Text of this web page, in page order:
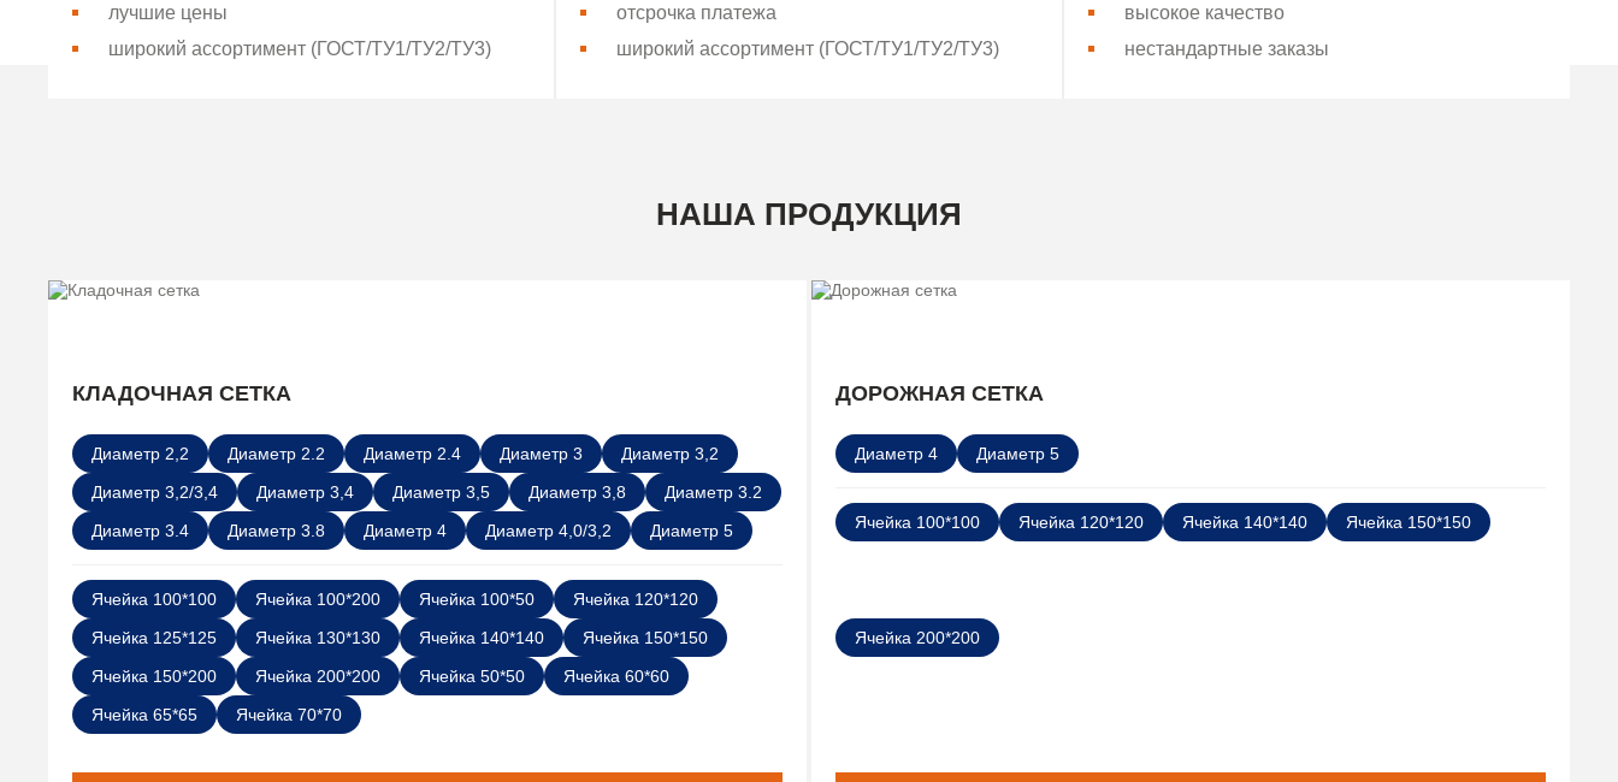
лучшие цены
широкий ассортимент (ГОСТ/ТУ1/ТУ2/ТУ3)
отсрочка платежа
широкий ассортимент (ГОСТ/ТУ1/ТУ2/ТУ3)
высокое качество
нестандартные заказы
НАША ПРОДУКЦИЯ
КЛАДОЧНАЯ СЕТКА
Диаметр 2,2 Диаметр 2.2 Диаметр 2.4 Диаметр 3
Диаметр 3,2
Диаметр 3,2/3,4
Диаметр 3,4 Диаметр 3,5 Диаметр 3,8
Диаметр 3.2
Диаметр 3.4
Диаметр 3.8 Диаметр 4 Диаметр 4,0/3,2 Диаметр 5
Ячейка 100*100 Ячейка 100*200 Ячейка 100*50
Ячейка 120*120
Ячейка 125*125
Ячейка 130*130 Ячейка 140*140
Ячейка 150*150
Ячейка 150*200
Ячейка 200*200 Ячейка 50*50
Ячейка 60*60
Ячейка 65*65
Ячейка 70*70
ДОРОЖНАЯ СЕТКА
Диаметр 4 Диаметр 5
Ячейка 100*100 Ячейка 120*120 Ячейка 140*140 Ячейка 150*150
Ячейка 200*200